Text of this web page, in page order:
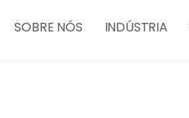
SOBRE NÓS INDÚSTRIA